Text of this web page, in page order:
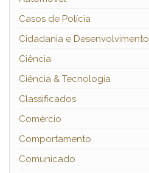
Casos de Polícia
Cidadania e Desenvolvimento
Ciência
Ciência & Tecnologia
Classificados
Comércio
Comportamento
Comunicado